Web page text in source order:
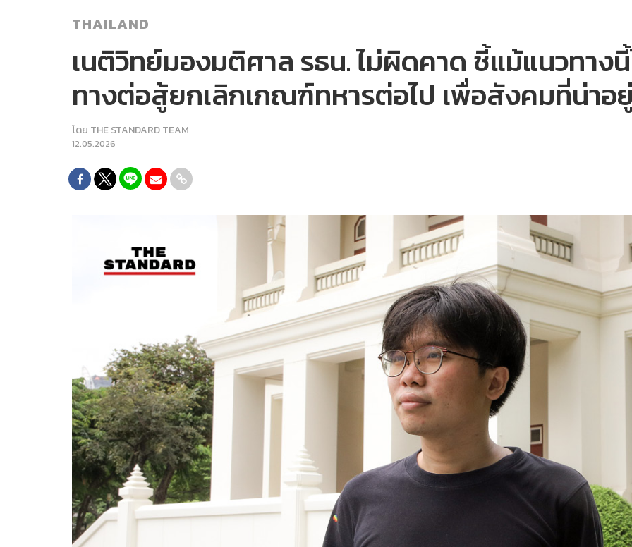
THAILAND
เนติวิทย์มองมติศาล รธน. ไม่ผิดคาด ชี้แม้แนวทาง
ทางต่อสู้ยกเลิกเกณฑ์ทหารต่อไป เพื่อสังคมที่น่าอ
โดย THE STANDARD TEAM
12.05.2026